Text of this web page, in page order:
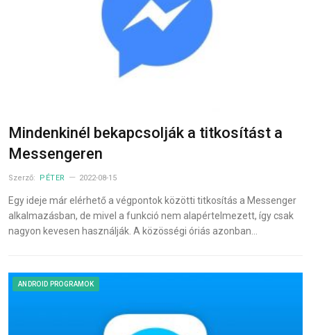
Mindenkinél bekapcsolják a titkosítást a
Messengeren
Szerző: PÉTER 2022-08-15
Egy ideje már elérhető a végpontok közötti titkosítás a Messenger
alkalmazásban, de mivel a funkció nem alapértelmezett, így csak
nagyon kevesen használják. A közösségi óriás azonban…
ANDROID PROGRAMOK